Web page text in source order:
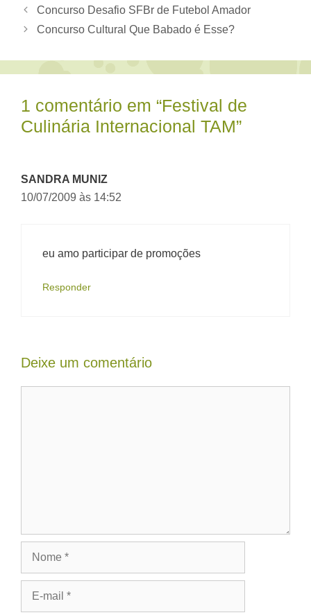
Concurso Desafio SFBr de Futebol Amador
Concurso Cultural Que Babado é Esse?
1 comentário em “Festival de
Culinária Internacional TAM”
SANDRA MUNIZ
10/07/2009 às 14:52
eu amo participar de promoções
Responder
Deixe um comentário